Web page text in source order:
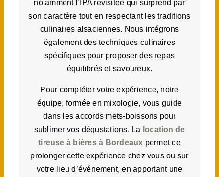
notamment l’IPA revisitée qui surprend par
son caractère tout en respectant les traditions
culinaires alsaciennes. Nous intégrons
également des techniques culinaires
spécifiques pour proposer des repas
équilibrés et savoureux.
Pour compléter votre expérience, notre
équipe, formée en mixologie, vous guide
dans les accords mets-boissons pour
sublimer vos dégustations. La location de
tireuse à bières à Bordeaux permet de
prolonger cette expérience chez vous ou sur
votre lieu d’événement, en apportant une